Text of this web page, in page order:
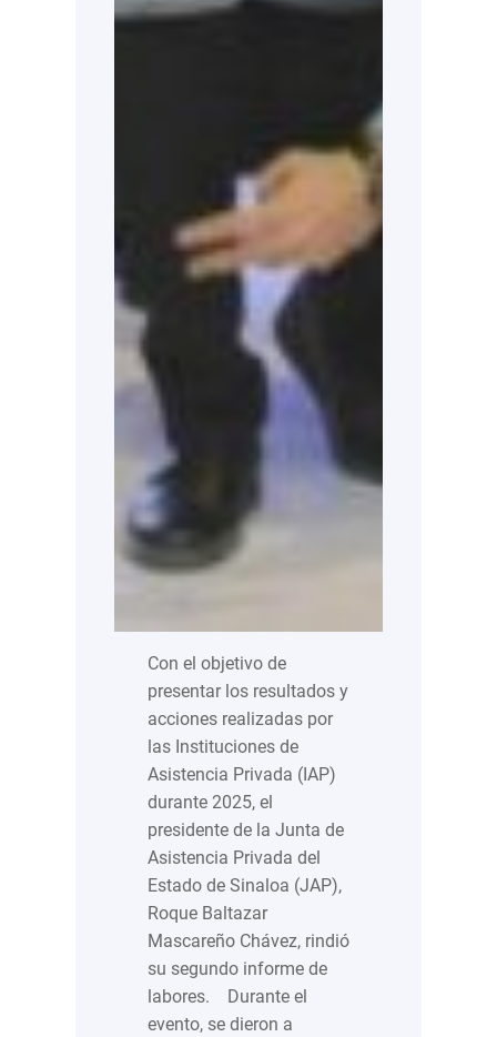
Con el objetivo de
presentar los resultados y
acciones realizadas por
las Instituciones de
Asistencia Privada (IAP)
durante 2025, el
presidente de la Junta de
Asistencia Privada del
Estado de Sinaloa (JAP),
Roque Baltazar
Mascareño Chávez, rindió
su segundo informe de
labores. Durante el
evento, se dieron a